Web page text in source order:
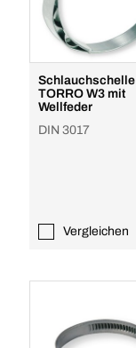
Schlauchschelle
TORRO W3 mit
Wellfeder
DIN 3017
Vergleichen